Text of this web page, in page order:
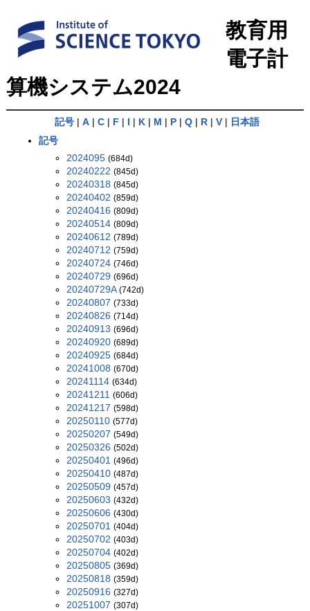
教育用
電子計
算機システム2024
記号| A| C| F | I | K| M | P| Q| R| V| 日本語
記号
2024095 (684d)
20240222 (845d)
20240318 (845d)
20240402 (859d)
20240416 (809d)
20240514 (809d)
20240612 (789d)
20240712 (759d)
20240724 (746d)
20240729 (696d)
20240729A (742d)
20240807 (733d)
20240826 (714d)
20240913 (696d)
20240920 (689d)
20240925 (684d)
20241008 (670d)
20241114 (634d)
20241211 (606d)
20241217 (598d)
20250110 (577d)
20250207 (549d)
20250326 (502d)
20250401 (496d)
20250410 (487d)
20250509 (457d)
20250603 (432d)
20250606 (430d)
20250701 (404d)
20250702 (403d)
20250704 (402d)
20250805 (369d)
20250818 (359d)
20250916 (327d)
20251007 (307d)